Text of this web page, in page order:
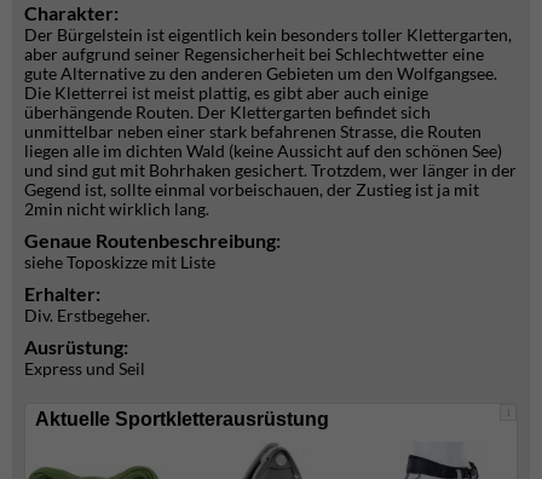
Charakter:
Der Bürgelstein ist eigentlich kein besonders toller Klettergarten,
aber aufgrund seiner Regensicherheit bei Schlechtwetter eine
gute Alternative zu den anderen Gebieten um den Wolfgangsee.
Die Kletterrei ist meist plattig, es gibt aber auch einige
überhängende Routen. Der Klettergarten befindet sich
unmittelbar neben einer stark befahrenen Strasse, die Routen
liegen alle im dichten Wald (keine Aussicht auf den schönen See)
und sind gut mit Bohrhaken gesichert. Trotzdem, wer länger in der
Gegend ist, sollte einmal vorbeischauen, der Zustieg ist ja mit
2min nicht wirklich lang.
Genaue Routenbeschreibung:
siehe Toposkizze mit Liste
Erhalter:
Div. Erstbegeher.
Ausrüstung:
Express und Seil
i
Aktuelle Sportkletterausrüstung